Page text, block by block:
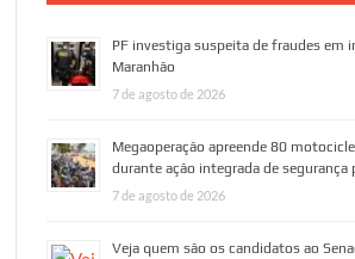
PF investiga suspeita de fraudes em
Maranhão
7 de agosto de 2026
Megaoperação apreende 80
durante ação integrada de segurança
7 de agosto de 2026
Veja quem são os candidatos ao